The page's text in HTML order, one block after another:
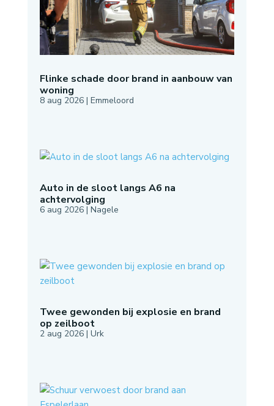
Flinke schade door brand in aanbouw van
woning
8 aug 2026| Emmeloord
Auto in de sloot langs A6 na
achtervolging
6 aug 2026| Nagele
Twee gewonden bij explosie en brand
op zeilboot
2 aug 2026| Urk